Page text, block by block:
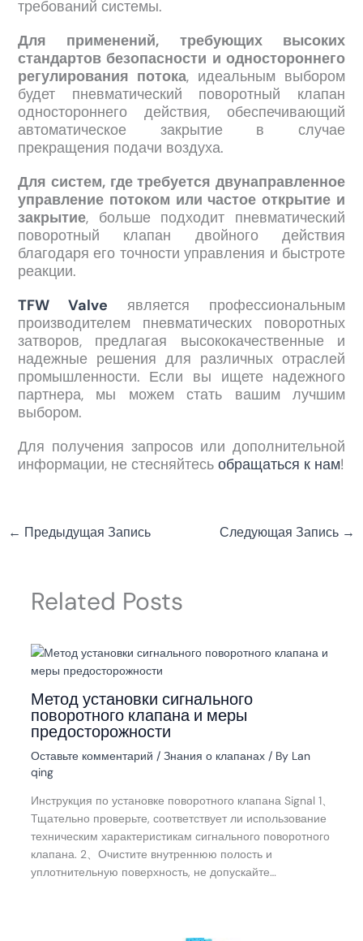
требований системы.
Для применений, требующих высоких
стандартов безопасности и одностороннего
регулирования потока, идеальным выбором
будет пневматический поворотный клапан
одностороннего действия, обеспечивающий
автоматическое закрытие в случае
прекращения подачи воздуха.
Для систем, где требуется двунаправленное
управление потоком или частое открытие и
закрытие, больше подходит пневматический
поворотный клапан двойного действия
благодаря его точности управления и быстроте
реакции.
TFW Valve является профессиональным
производителем пневматических поворотных
затворов, предлагая высококачественные и
надежные решения для различных отраслей
промышленности. Если вы ищете надежного
партнера, мы можем стать вашим лучшим
выбором.
Для получения запросов или дополнительной
информации, не стесняйтесь обращаться к нам!
← Предыдущая Запись Следующая Запись →
Related Posts
Метод установки сигнального
поворотного клапана и меры
предосторожности
Оставьте комментарий / Знания о клапанах/ By Lan
qing
Инструкция по установке поворотного клапана Signal 1、
Тщательно проверьте, соответствует ли использование
техническим характеристикам сигнального поворотного
клапана. 2、Очистите внутреннюю полость и
уплотнительную поверхность, не допускайте…